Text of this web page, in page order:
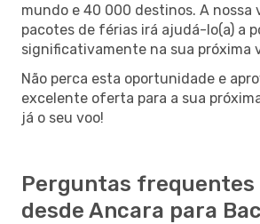
mundo e 40 000 destinos. A nossa
pacotes de férias irá ajudá-lo(a) a
significativamente na sua próxima
Não perca esta oportunidade e
excelente oferta para a sua
já o seu voo!
Perguntas frequentes
desde Ancara para